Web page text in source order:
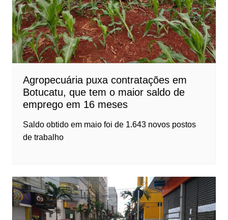
Agropecuária puxa contratações em
Botucatu, que tem o maior saldo de
emprego em 16 meses
Saldo obtido em maio foi de 1.643 novos postos
de trabalho